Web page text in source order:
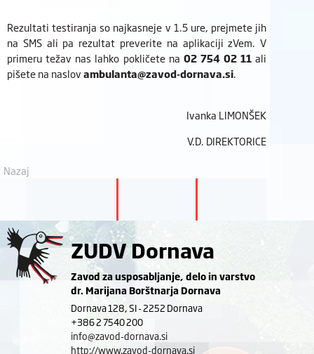
Rezultati testiranja so najkasneje v 1.5 ure, prejmete jih
na SMS ali pa rezultat preverite na aplikaciji zVem. V
primeru težav nas lahko pokličete na 02 754 02 11 ali
pišete na naslovambulanta@zavod-dornava.si.
Ivanka LIMONŠEK
V.D. DIREKTORICE
Nazaj
ZUDV Dornava
Zavod za usposabljanje, delo in varstvo
dr. Marijana Borštnarja Dornava
Dornava 128, SI - 2252 Dornava
+386 2 7540 200
info@zavod-dornava.si
http://www.zavod-dornava.si